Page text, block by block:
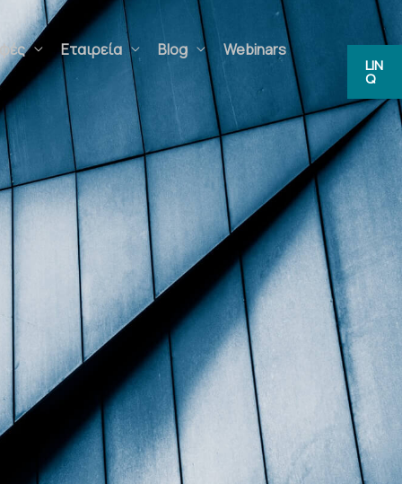
Εταιρεία Blog Webinars
LIN
Q